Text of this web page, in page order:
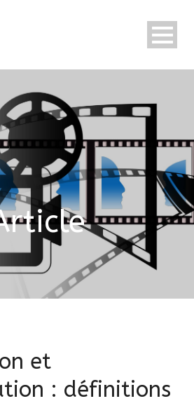
et
: définitions